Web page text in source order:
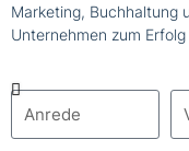
Marketing, Buchhaltung
Unternehmen zum